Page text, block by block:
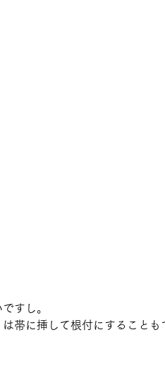
すし。
帯に挿して根付にすることも